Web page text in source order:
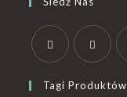
Tagi Produktów